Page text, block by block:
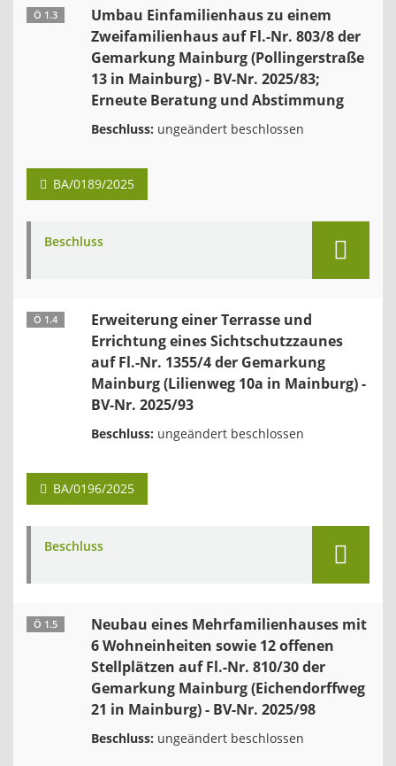
Ö 1.3
Umbau Einfamilienhaus zu einem
Zweifamilienhaus auf Fl.-Nr. 803/8 der
Gemarkung Mainburg (Pollingerstraße
13 in Mainburg) - BV-Nr. 2025/83;
Erneute Beratung und Abstimmung
Beschluss: ungeändert beschlossen
BA/0189/2025
Beschluss
Ö 1.4
Erweiterung einer Terrasse und
Errichtung eines Sichtschutzzaunes
auf Fl.-Nr. 1355/4 der Gemarkung
Mainburg (Lilienweg 10a in Mainburg) -
BV-Nr. 2025/93
Beschluss: ungeändert beschlossen
BA/0196/2025
Beschluss
Ö 1.5
Neubau eines Mehrfamilienhauses mit
6 Wohneinheiten sowie 12 offenen
Stellplätzen auf Fl.-Nr. 810/30 der
Gemarkung Mainburg (Eichendorffweg
21 in Mainburg) - BV-Nr. 2025/98
Beschluss: ungeändert beschlossen